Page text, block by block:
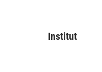
Main
Institut